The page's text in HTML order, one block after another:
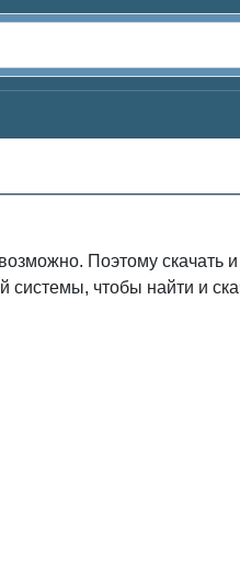
Поэтому скачать
чтобы найти и